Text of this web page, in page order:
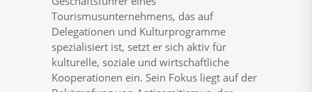
Tourismusunternehmens, das auf
Delegationen und Kulturprogramme
spezialisiert ist, setzt er sich aktiv für
kulturelle, soziale und wirtschaftliche
Kooperationen ein. Sein Fokus liegt auf der